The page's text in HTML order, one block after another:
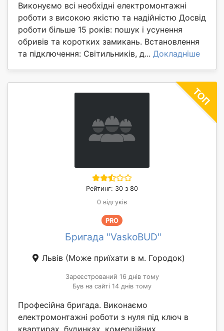
Виконуємо всі необхідні електромонтажні
роботи з високою якістю та надійністю Досвід
роботи більше 15 років: пошук і усунення
обривів та коротких замикань. Встановлення
та підключення: Світильників, д... Докладніше
Рейтинг: 30 з 80
0 відгуків
PRO
Бригада "VaskoBUD"
Львів (Може приїхати в м. Городок)
Зареєстрований 16 днів тому
Був на сайті 14 днів тому
Професійна бригада. Виконаємо
електромонтажні роботи з нуля під ключ в